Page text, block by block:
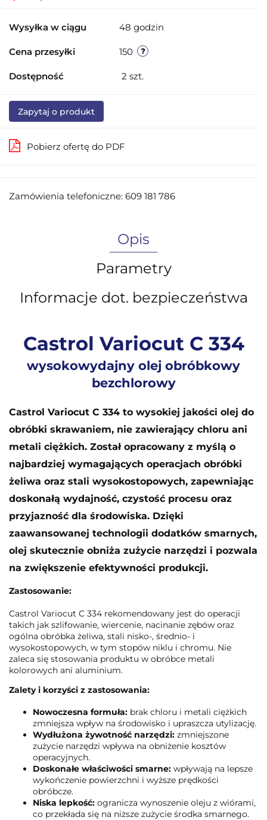
Wysyłka w ciągu 48 godzin
Cena przesyłki 150
Dostępność 2 szt.
Zapytaj o produkt
Pobierz ofertę do PDF
Zamówienia telefoniczne: 609 181 786
Opis
Parametry
Informacje dot. bezpieczeństwa
Castrol Variocut C 334
wysokowydajny olej obróbkowy
bezchlorowy
Castrol Variocut C 334 to wysokiej jakości olej do
obróbki skrawaniem, nie zawierający chloru ani
metali ciężkich. Został opracowany z myślą o
najbardziej wymagających operacjach obróbki
żeliwa oraz stali wysokostopowych, zapewniając
doskonałą wydajność, czystość procesu oraz
przyjazność dla środowiska. Dzięki
zaawansowanej technologii dodatków smarnych,
olej skutecznie obniża zużycie narzędzi i pozwala
na zwiększenie efektywności produkcji.
Zastosowanie:
Castrol Variocut C 334 rekomendowany jest do operacji
takich jak szlifowanie, wiercenie, nacinanie zębów oraz
ogólna obróbka żeliwa, stali nisko-, średnio- i
wysokostopowych, w tym stopów niklu i chromu. Nie
zaleca się stosowania produktu w obróbce metali
kolorowych ani aluminium.
Zalety i korzyści z zastosowania:
Nowoczesna formuła: brak chloru i metali ciężkich
zmniejsza wpływ na środowisko i upraszcza utylizację.
Wydłużona żywotność narzędzi: zmniejszone
zużycie narzędzi wpływa na obniżenie kosztów
operacyjnych.
Doskonałe właściwości smarne: wpływają na lepsze
wykończenie powierzchni i wyższe prędkości
obróbcze.
Niska lepkość: ogranicza wynoszenie oleju z wiórami,
co przekłada się na niższe zużycie środka smarnego.